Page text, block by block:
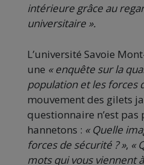
intérieure grâce au
universitaire ».
L’université Savoie
une « enquête sur la
population et les forces
mouvement des gilets
questionnaire n’est pas
hannetons : «Quelle
forces de sécurité ? », «
mots qui vous viennent